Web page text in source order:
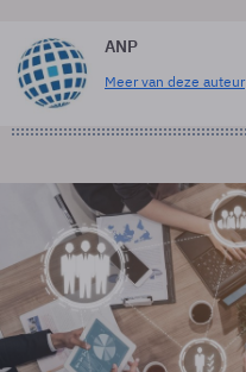
ANP
Meer van deze auteur